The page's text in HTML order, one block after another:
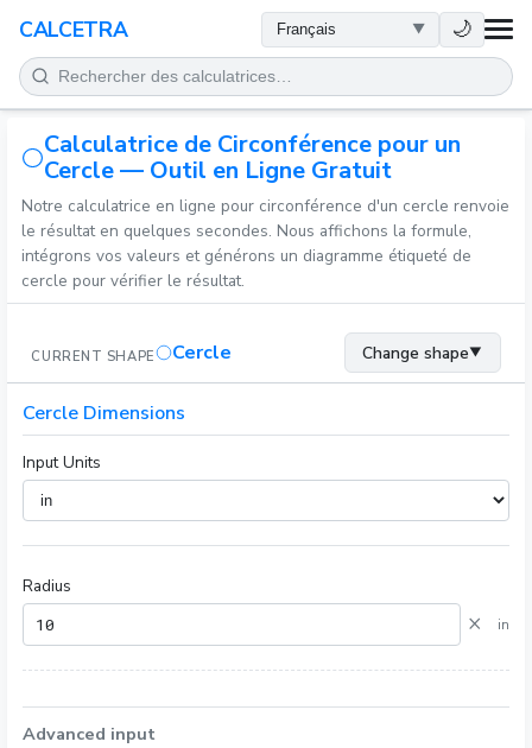
CALCETRA 🌙
MATHÉMATIQUES
CONVERSIONS
SCIENCE
QUOTIDIEN
AUTRES OUTILS
Calculatrice de Circonférence pour un
Cercle — Outil en Ligne Gratuit
Notre calculatrice en ligne pour circonférence d'un cercle renvoie
le résultat en quelques secondes. Nous affichons la formule,
intégrons vos valeurs et générons un diagramme étiqueté de
cercle pour vérifier le résultat.
CURRENT SHAPE Cercle Change shape▼
Cercle Dimensions
Input Units
Radius
× in
Advanced input